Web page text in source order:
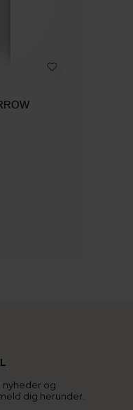
nyheder og
dig herunder.